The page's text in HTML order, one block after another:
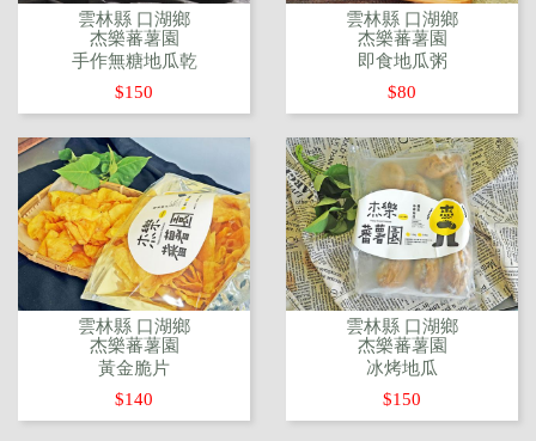
雲林縣 口湖鄉
杰樂蕃薯園
手作無糖地瓜乾
$150
雲林縣 口湖鄉
杰樂蕃薯園
即食地瓜粥
$80
雲林縣 口湖鄉
杰樂蕃薯園
黃金脆片
$140
雲林縣 口湖鄉
杰樂蕃薯園
冰烤地瓜
$150